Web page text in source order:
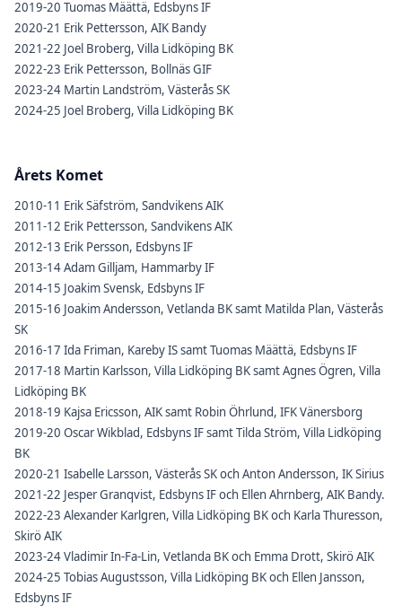
2019-20 Tuomas Määttä, Edsbyns IF
2020-21 Erik Pettersson, AIK Bandy
2021-22 Joel Broberg, Villa Lidköping BK
2022-23 Erik Pettersson, Bollnäs GIF
2023-24 Martin Landström, Västerås SK
2024-25 Joel Broberg, Villa Lidköping BK
Årets Komet
2010-11 Erik Säfström, Sandvikens AIK
2011-12 Erik Pettersson, Sandvikens AIK
2012-13 Erik Persson, Edsbyns IF
2013-14 Adam Gilljam, Hammarby IF
2014-15 Joakim Svensk, Edsbyns IF
2015-16 Joakim Andersson, Vetlanda BK samt Matilda Plan, Västerås
SK
2016-17 Ida Friman, Kareby IS samt Tuomas Määttä, Edsbyns IF
2017-18 Martin Karlsson, Villa Lidköping BK samt Agnes Ögren, Villa
Lidköping BK
2018-19 Kajsa Ericsson, AIK samt Robin Öhrlund, IFK Vänersborg
2019-20 Oscar Wikblad, Edsbyns IF samt Tilda Ström, Villa Lidköping
BK
2020-21 Isabelle Larsson, Västerås SK och Anton Andersson, IK Sirius
2021-22 Jesper Granqvist, Edsbyns IF och Ellen Ahrnberg, AIK Bandy.
2022-23 Alexander Karlgren, Villa Lidköping BK och Karla Thuresson,
Skirö AIK
2023-24 Vladimir In-Fa-Lin, Vetlanda BK och Emma Drott, Skirö AIK
2024-25 Tobias Augustsson, Villa Lidköping BK och Ellen Jansson,
Edsbyns IF